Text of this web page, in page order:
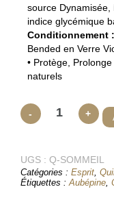
source
indice glycémique
Conditionnement :
Bended en Verre
• Protège,
naturels
-
quantité
Sommeil
Profond &
+
UGS : Q-SOMMEIL
Catégories : Esprit,
Étiquettes :Aubépine,